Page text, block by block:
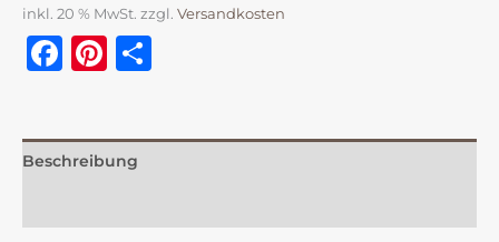
inkl. 20 % MwSt. zzgl. Versandkosten
Facebook
Pinterest
Beschreibung